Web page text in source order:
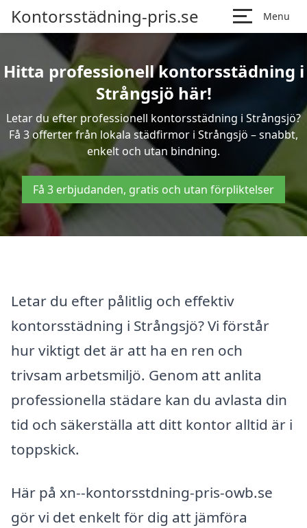
Kontorsstädning-pris.se Menu
Hitta professionell kontorsstädning i
Strångsjö här!
Letar du efter professionell kontorsstädning i Strångsjö?
Få 3 offerter från lokala städfirmor i Strångsjö – snabbt,
enkelt och utan bindning.
Få 3 erbjudanden, gratis och utan förpliktelser
Letar du efter pålitlig och effektiv
kontorsstädning i Strångsjö? Vi förstår
hur viktigt det är att ha en ren och
trivsam arbetsmiljö. Genom att anlita
professionella städare kan du avlasta din
tid och säkerställa att ditt kontor alltid är i
toppskick.
Här på xn--kontorsstdning-pris-owb.se
gör vi det enkelt för dig att jämföra